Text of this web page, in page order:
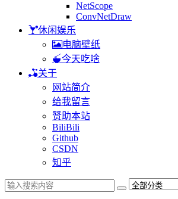
NetScope
ConvNetDraw
休闲娱乐
电脑壁纸
今天吃啥
关于
网站简介
给我留言
赞助本站
BiliBili
Github
CSDN
知乎